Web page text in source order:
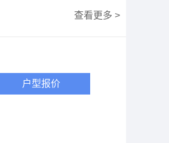
查看更多 >
户型报价